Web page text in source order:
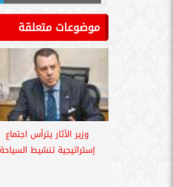
موضوعات متعلقة
وزير الآثار يترأس اجتماع
إستراتيجية تنشيط السياحة